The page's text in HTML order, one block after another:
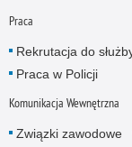
Praca
Rekrutacja do
Praca w Policji
Komunikacja Wewnętrzna
Związki zawodowe